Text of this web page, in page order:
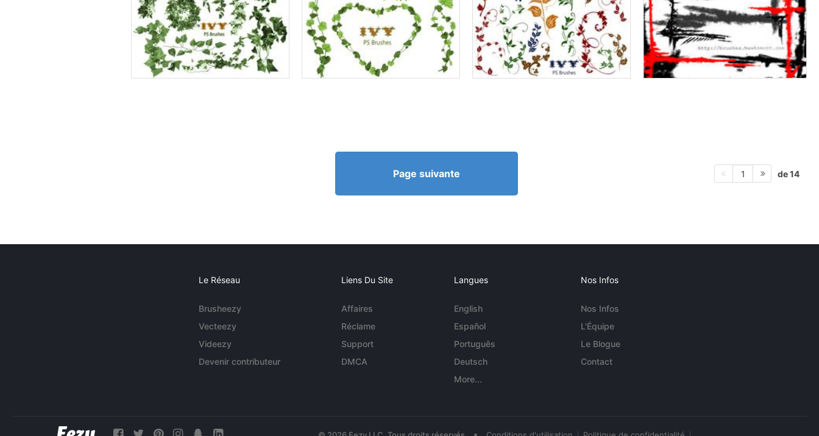
Page suivante 1 de 14
Le Réseau
Brusheezy
Vecteezy
Videezy
Devenir contributeur
Liens Du Site
Affaires
Réclame
Support
DMCA
Langues
English
Español
Português
Deutsch
More...
Nos Infos
Nos Infos
L'Équipe
Le Blogue
Contact